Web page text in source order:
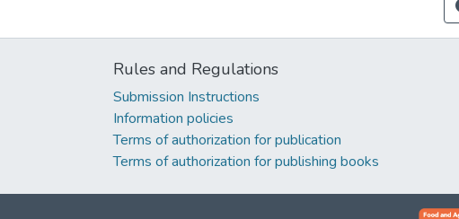
Rules and Regulations
Submission Instructions
Information policies
Terms of authorization for publication
Terms of authorization for publishing books